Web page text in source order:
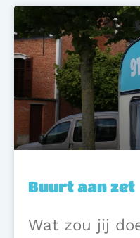
Buurt aan zet
Wat zou jij